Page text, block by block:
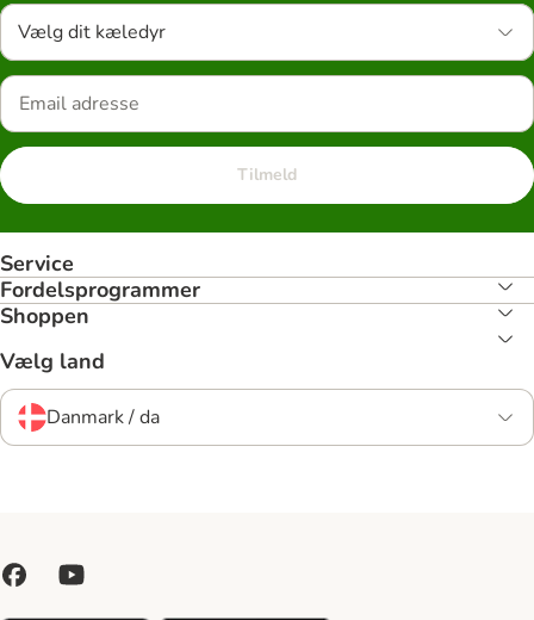
Vælg dit kæledyr
Tilmeld
Service
Fordelsprogrammer
Shoppen
Vælg land
Danmark / da